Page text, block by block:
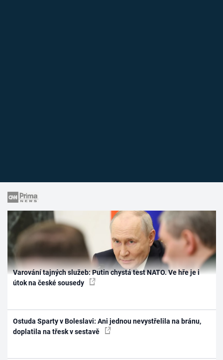
Varování tajných služeb: Putin chystá test NATO. Ve hře je i
útok na české sousedy
Ostuda Sparty v Boleslavi: Ani jednou nevystřelila na bránu,
doplatila na třesk v sestavě